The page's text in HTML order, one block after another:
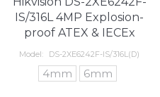
IS/316L 4MP Explosion-
proof ATEX & IECEx
Model: DS-2XE6242F-IS/316L(D)
4mm 6mm